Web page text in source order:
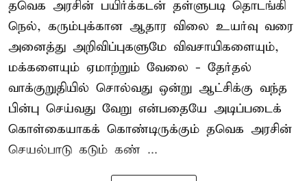
தவெக அரசின் பயிர்க்கடன் தள்ளுபடி தொடங்கி
நெல், கரும்புக்கான ஆதார விலை உயர்வு வரை
அனைத்து அறிவிப்புகளுமே விவசாயிகளையும்,
மக்களையும் ஏமாற்றும் வேலை - தேர்தல்
வாக்குறுதியில் சொல்வது ஒன்று ஆட்சிக்கு வந்த
பின்பு செய்வது வேறு என்பதையே அடிப்படைக்
கொள்கையாகக் கொண்டிருக்கும் தவெக அரசின்
செயல்பாடு கடும் கண் ...